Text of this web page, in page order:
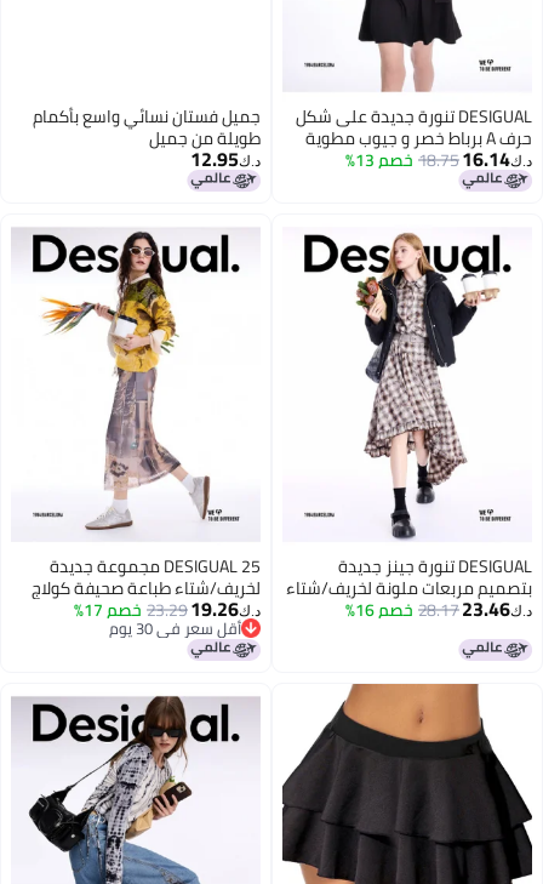
DESIGUAL تنورة جديدة على شكل
حرف A برباط خصر و جيوب مطوية
د.ك‏16.14
18.75خصم 13%
جميل فستان نسائي واسع بأكمام
طويلة من جمیل
د.ك‏12.95
DESIGUAL تنورة جينز جديدة
بتصميم مربعات ملونة لخريف/شتاء
2025 مع حواف مموجة
د.ك‏23.46
28.17خصم 16%
DESIGUAL 25 مجموعة جديدة
لخريف/شتاء طباعة صحيفة كولاج
تنورة نسائية ضيقة مرنة
د.ك‏19.26
23.29خصم 17%
أقل سعر في 30 يوم
أقل سعر في 30 يوم